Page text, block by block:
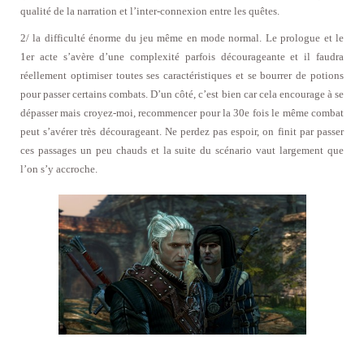
qualité de la narration et l’inter-connexion entre les quêtes.
2/ la difficulté énorme du jeu même en mode normal. Le prologue et le
1er acte s’avère d’une complexité parfois décourageante et il faudra
réellement optimiser toutes ses caractéristiques et se bourrer de potions
pour passer certains combats. D’un côté, c’est bien car cela encourage à se
dépasser mais croyez-moi, recommencer pour la 30e fois le même combat
peut s’avérer très décourageant. Ne perdez pas espoir, on finit par passer
ces passages un peu chauds et la suite du scénario vaut largement que
l’on s’y accroche.